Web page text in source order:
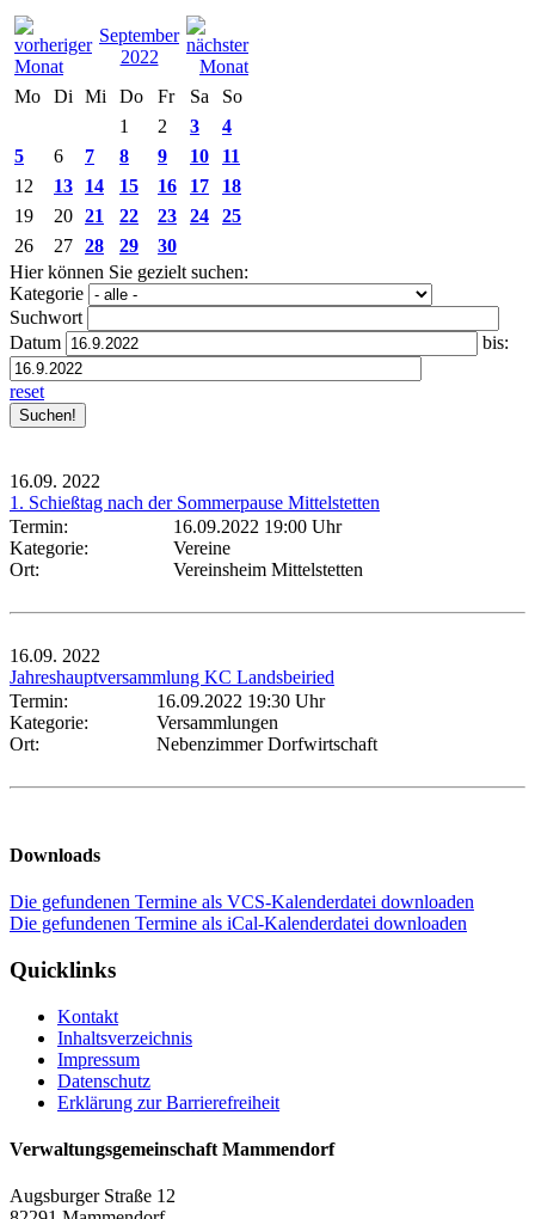
September
2022
Mo
Di Mi Do Fr Sa
So
1
2 3
4
5
6 7 8 9 10
11
12
13 14 15 16 17
18
19
20 21 22 23 24
25
26
27 28 29
30
Hier können Sie gezielt suchen:
Kategorie
Suchwort
Datum
bis:
reset
16.09. 2022
1. Schießtag nach der Sommerpause Mittelstetten
Termin:
16.09.2022 19:00 Uhr
Kategorie:
Vereine
Ort:
Vereinsheim Mittelstetten
16.09. 2022
Jahreshauptversammlung KC Landsbeiried
Termin:
16.09.2022 19:30 Uhr
Kategorie:
Versammlungen
Ort:
Nebenzimmer Dorfwirtschaft
Downloads
Die gefundenen Termine als VCS-Kalenderdatei downloaden
Die gefundenen Termine als iCal-Kalenderdatei downloaden
Quicklinks
Kontakt
Inhaltsverzeichnis
Impressum
Datenschutz
Erklärung zur Barrierefreiheit
Verwaltungsgemeinschaft Mammendorf
Augsburger Straße 12